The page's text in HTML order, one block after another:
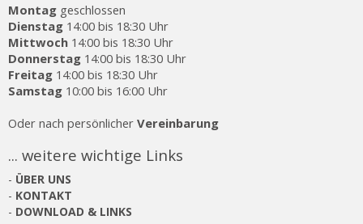
Montag geschlossen
Dienstag 14:00 bis 18:30 Uhr
Mittwoch 14:00 bis 18:30 Uhr
Donnerstag 14:00 bis 18:30 Uhr
Freitag 14:00 bis 18:30 Uhr
Samstag 10:00 bis 16:00 Uhr
Oder nach persönlicher Vereinbarung
... weitere wichtige Links
- ÜBER UNS
- KONTAKT
- DOWNLOAD & LINKS